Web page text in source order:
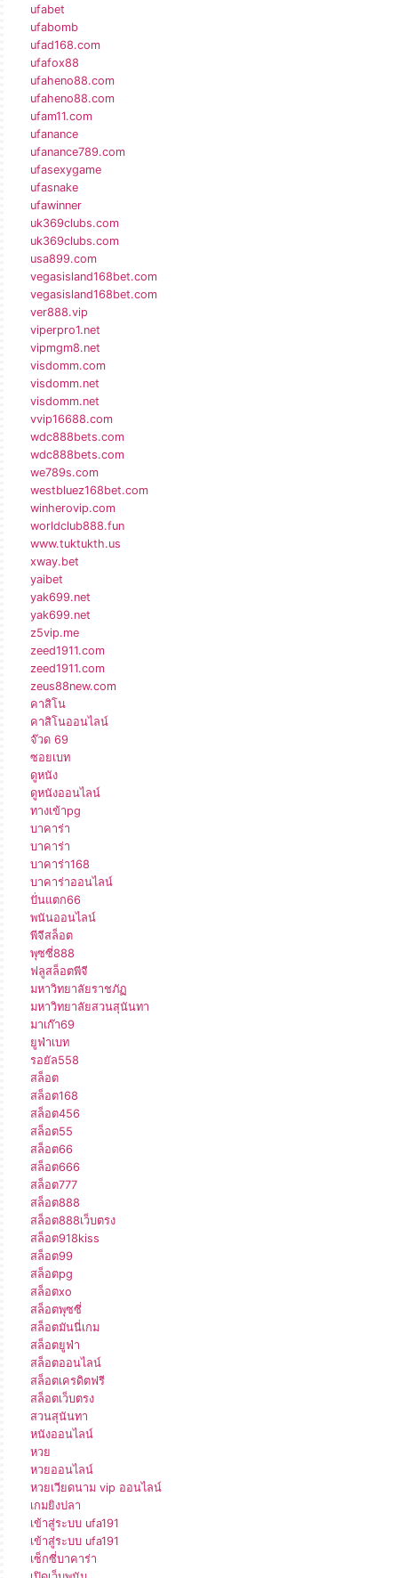
ufabet
ufabomb
ufad168.com
ufafox88
ufaheno88.com
ufaheno88.com
ufam11.com
ufanance
ufanance789.com
ufasexygame
ufasnake
ufawinner
uk369clubs.com
uk369clubs.com
usa899.com
vegasisland168bet.com
vegasisland168bet.com
ver888.vip
viperpro1.net
vipmgm8.net
visdomm.com
visdomm.net
visdomm.net
vvip16688.com
wdc888bets.com
wdc888bets.com
we789s.com
westbluez168bet.com
winherovip.com
worldclub888.fun
www.tuktukth.us
xway.bet
yaibet
yak699.net
yak699.net
z5vip.me
zeed1911.com
zeed1911.com
zeus88new.com
คาสิโน
คาสิโนออนไลน์
จ๊วด 69
ซอยเบท
ดูหนัง
ดูหนังออนไลน์
ทางเข้าpg
บาคาร่า
บาคาร่า
บาคาร่า168
บาคาร่าออนไลน์
ปั่นแตก66
พนันออนไลน์
พีจีสล็อต
พุซซี่888
ฟลูสล็อตพีจี
มหาวิทยาลัยราชภัฏ
มหาวิทยาลัยสวนสุนันทา
มาเก๊า69
ยูฟ่าเบท
รอยัล558
สล็อต
สล็อต168
สล็อต456
สล็อต55
สล็อต66
สล็อต666
สล็อต777
สล็อต888
สล็อต888เว็บตรง
สล็อต918kiss
สล็อต99
สล็อตpg
สล็อตxo
สล็อตพุซซี่
สล็อตมันนี่เกม
สล็อตยูฟ่า
สล็อตออนไลน์
สล็อตเครดิตฟรี
สล็อตเว็บตรง
สวนสุนันทา
หนังออนไลน์
หวย
หวยออนไลน์
หวยเวียดนาม vip ออนไลน์
เกมยิงปลา
เข้าสู่ระบบ ufa191
เข้าสู่ระบบ ufa191
เซ็กซี่บาคาร่า